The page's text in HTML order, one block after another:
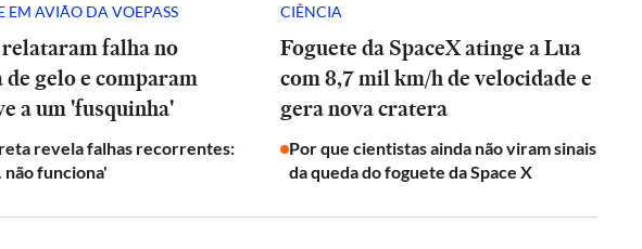
EM AVIÃO DA VOEPASS
falha no
de gelo e comparam
a um 'fusquinha'
revela falhas recorrentes:
não funciona'
CIÊNCIA
Foguete da SpaceX atinge a Lua
com 8,7 mil km/h de velocidade e
gera nova cratera
Por que cientistas ainda não viram sinais
da queda do foguete da Space X